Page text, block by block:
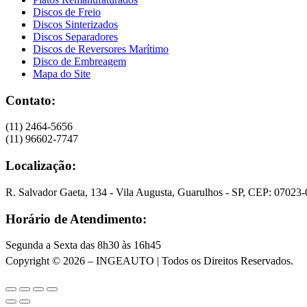
Discos de Freio
Discos Sinterizados
Discos Separadores
Discos de Reversores Marítimo
Disco de Embreagem
Mapa do Site
Contato:
(11) 2464-5656
(11) 96602-7747
Localização:
R. Salvador Gaeta, 134 - Vila Augusta, Guarulhos - SP, CEP:
Horário de Atendimento:
Segunda a Sexta das 8h30 às 16h45
Copyright © 2026 – INGEAUTO | Todos os Direitos Reservados.